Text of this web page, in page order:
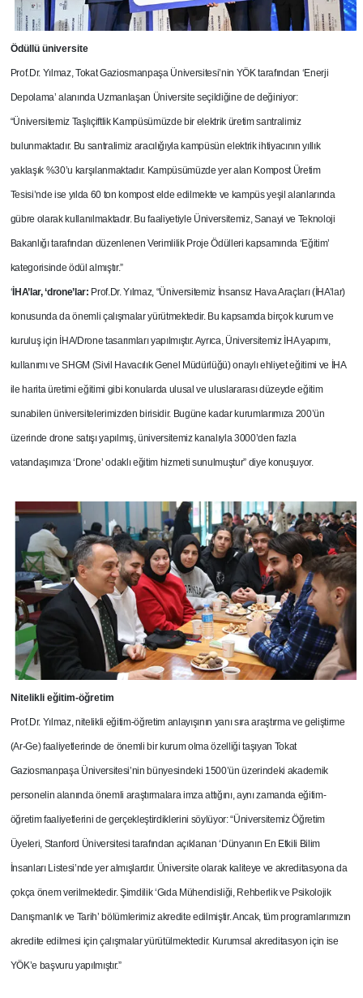
Ödüllü üniversite
Prof.Dr. Yılmaz, Tokat Gaziosmanpaşa Üniversitesi’nin YÖK tarafından ‘Enerji
Depolama’ alanında Uzmanlaşan Üniversite seçildiğine de değiniyor:
“Üniversitemiz Taşlıçiftlik Kampüsümüzde bir elektrik üretim santralimiz
bulunmaktadır. Bu santralimiz aracılığıyla kampüsün elektrik ihtiyacının yıllık
yaklaşık %30’u karşılanmaktadır. Kampüsümüzde yer alan Kompost Üretim
Tesisi’nde ise yılda 60 ton kompost elde edilmekte ve kampüs yeşil alanlarında
gübre olarak kullanılmaktadır. Bu faaliyetiyle Üniversitemiz, Sanayi ve Teknoloji
Bakanlığı tarafından düzenlenen Verimlilik Proje Ödülleri kapsamında ‘Eğitim’
kategorisinde ödül almıştır.”
‘İHA’lar, ‘drone’lar: Prof.Dr. Yılmaz, “Üniversitemiz İnsansız Hava Araçları (İHA’lar)
konusunda da önemli çalışmalar yürütmektedir. Bu kapsamda birçok kurum ve
kuruluş için İHA/Drone tasarımları yapılmıştır. Ayrıca, Üniversitemiz İHA yapımı,
kullanımı ve SHGM (Sivil Havacılık Genel Müdürlüğü) onaylı ehliyet eğitimi ve İHA
ile harita üretimi eğitimi gibi konularda ulusal ve uluslararası düzeyde eğitim
sunabilen üniversitelerimizden birisidir. Bugüne kadar kurumlarımıza 200’ün
üzerinde drone satışı yapılmış, üniversitemiz kanalıyla 3000’den fazla
vatandaşımıza ‘Drone’ odaklı eğitim hizmeti sunulmuştur” diye konuşuyor.
Nitelikli eğitim-öğretim
Prof.Dr. Yılmaz, nitelikli eğitim-öğretim anlayışının yanı sıra araştırma ve geliştirme
(Ar-Ge) faaliyetlerinde de önemli bir kurum olma özelliği taşıyan Tokat
Gaziosmanpaşa Üniversitesi’nin bünyesindeki 1500’ün üzerindeki akademik
personelin alanında önemli araştırmalara imza attığını, aynı zamanda eğitim-
öğretim faaliyetlerini de gerçekleştirdiklerini söylüyor: “Üniversitemiz Öğretim
Üyeleri, Stanford Üniversitesi tarafından açıklanan ‘Dünyanın En Etkili Bilim
İnsanları Listesi’nde yer almışlardır. Üniversite olarak kaliteye ve akreditasyona da
çokça önem verilmektedir. Şimdilik ‘Gıda Mühendisliği, Rehberlik ve Psikolojik
Danışmanlık ve Tarih’ bölümlerimiz akredite edilmiştir. Ancak, tüm programlarımızın
akredite edilmesi için çalışmalar yürütülmektedir. Kurumsal akreditasyon için ise
YÖK’e başvuru yapılmıştır.”